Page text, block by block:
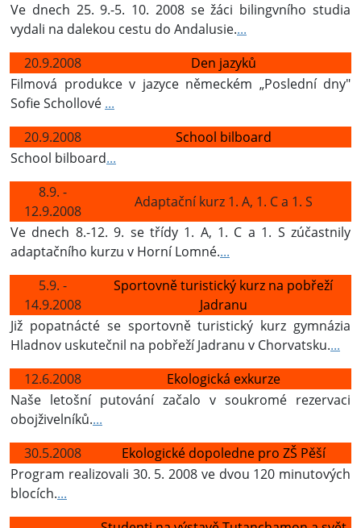
Ve dnech 25. 9.-5. 10. 2008 se žáci bilingvního studia
vydali na dalekou cestu do Andalusie....
20.9.2008
Den jazyků
Filmová produkce v jazyce německém „Poslední dny"
Sofie Schollové ...
20.9.2008
School bilboard
School bilboard...
8.9. -
12.9.2008
Adaptační kurz 1. A, 1. C a 1. S
Ve dnech 8.-12. 9. se třídy 1. A, 1. C a 1. S zúčastnily
adaptačního kurzu v Horní Lomné....
5.9. -
14.9.2008
Sportovně turistický kurz na pobřeží
Jadranu
Již popatnácté se sportovně turistický kurz gymnázia
Hladnov uskutečnil na pobřeží Jadranu v Chorvatsku....
12.6.2008
Ekologická exkurze
Naše letošní putování začalo v soukromé rezervaci
obojživelníků....
30.5.2008
Ekologické dopoledne pro ZŠ Pěší
Program realizovali 30. 5. 2008 ve dvou 120 minutových
blocích....